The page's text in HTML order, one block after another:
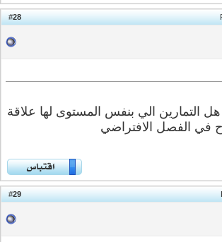
28
التمارين الي بنفس المستوى لها علاقة
في الفصل الافتراضي
29